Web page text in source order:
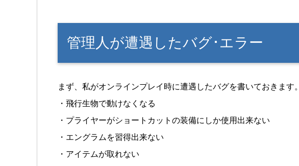
管理人が遭遇したバグ･エラー
まず、私がオンラインプレイ時に遭遇したバグを書いておきます。
・飛行生物で動けなくなる
・プライヤーがショートカットの装備にしか使用出来ない
・エングラムを習得出来ない
・アイテムが取れない